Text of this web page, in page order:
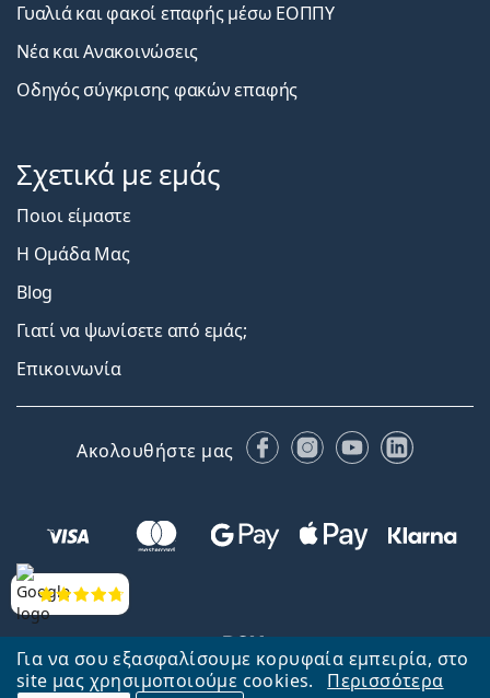
Για να σου εξασφαλίσουμε κορυφαία εμπειρία, στο
site μας χρησιμοποιούμε cookies.
Περισσότερα
Αξιολογήσεις
Γυαλιά και φακοί επαφής μέσω ΕΟΠΠΥ
Νέα και Ανακοινώσεις
Οδηγός σύγκρισης φακών επαφής
Σχετικά με εμάς
Ποιοι είμαστε
Η Ομάδα Μας
Blog
Γιατί να ψωνίσετε από εμάς;
Επικοινωνία
Ακολουθήστε μας FacebookInstagram
YouTubeLinkedIn